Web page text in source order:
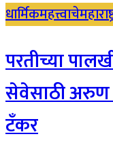
धार्मिकमहत्त्वाचे
परतीच्या
सेवेसाठी अरुण
टँकर